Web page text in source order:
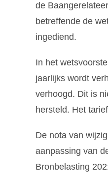
de
betreffende de
ingediend.
In het
jaarlijks wordt
verhoogd. Dit is
hersteld. Het
De nota van
aanpassing van
Bronbelasting